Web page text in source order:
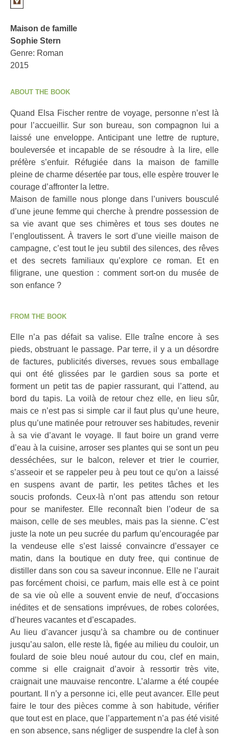
Maison de famille
Sophie Stern
Genre: Roman
2015
ABOUT THE BOOK
Quand Elsa Fischer rentre de voyage, personne n’est là
pour l’accueillir. Sur son bureau, son compagnon lui a
laissé une enveloppe. Anticipant une lettre de rupture,
bouleversée et incapable de se résoudre à la lire, elle
préfère s’enfuir. Réfugiée dans la maison de famille
pleine de charme désertée par tous, elle espère trouver le
courage d’affronter la lettre.
Maison de famille nous plonge dans l’univers bousculé
d’une jeune femme qui cherche à prendre possession de
sa vie avant que ses chimères et tous ses doutes ne
l’engloutissent. À travers le sort d’une vieille maison de
campagne, c’est tout le jeu subtil des silences, des rêves
et des secrets familiaux qu’explore ce roman. Et en
filigrane, une question : comment sort-on du musée de
son enfance ?
FROM THE BOOK
Elle n’a pas défait sa valise. Elle traîne encore à ses
pieds, obstruant le passage. Par terre, il y a un désordre
de factures, publicités diverses, revues sous emballage
qui ont été glissées par le gardien sous sa porte et
forment un petit tas de papier rassurant, qui l’attend, au
bord du tapis. La voilà de retour chez elle, en lieu sûr,
mais ce n’est pas si simple car il faut plus qu’une heure,
plus qu’une matinée pour retrouver ses habitudes, revenir
à sa vie d’avant le voyage. Il faut boire un grand verre
d’eau à la cuisine, arroser ses plantes qui se sont un peu
desséchées, sur le balcon, relever et trier le courrier,
s’asseoir et se rappeler peu à peu tout ce qu’on a laissé
en suspens avant de partir, les petites tâches et les
soucis profonds. Ceux-là n’ont pas attendu son retour
pour se manifester. Elle reconnaît bien l’odeur de sa
maison, celle de ses meubles, mais pas la sienne. C’est
juste la note un peu sucrée du parfum qu’encouragée par
la vendeuse elle s’est laissé convaincre d’essayer ce
matin, dans la boutique en duty free, qui continue de
distiller dans son cou sa saveur inconnue. Elle ne l’aurait
pas forcément choisi, ce parfum, mais elle est à ce point
de sa vie où elle a souvent envie de neuf, d’occasions
inédites et de sensations imprévues, de robes colorées,
d’heures vacantes et d’escapades.
Au lieu d’avancer jusqu’à sa chambre ou de continuer
jusqu’au salon, elle reste là, figée au milieu du couloir, un
foulard de soie bleu noué autour du cou, clef en main,
comme si elle craignait d’avoir à ressortir très vite,
craignait une mauvaise rencontre. L’alarme a été coupée
pourtant. Il n’y a personne ici, elle peut avancer. Elle peut
faire le tour des pièces comme à son habitude, vérifier
que tout est en place, que l’appartement n’a pas été visité
en son absence, sans négliger de suspendre la clef à son